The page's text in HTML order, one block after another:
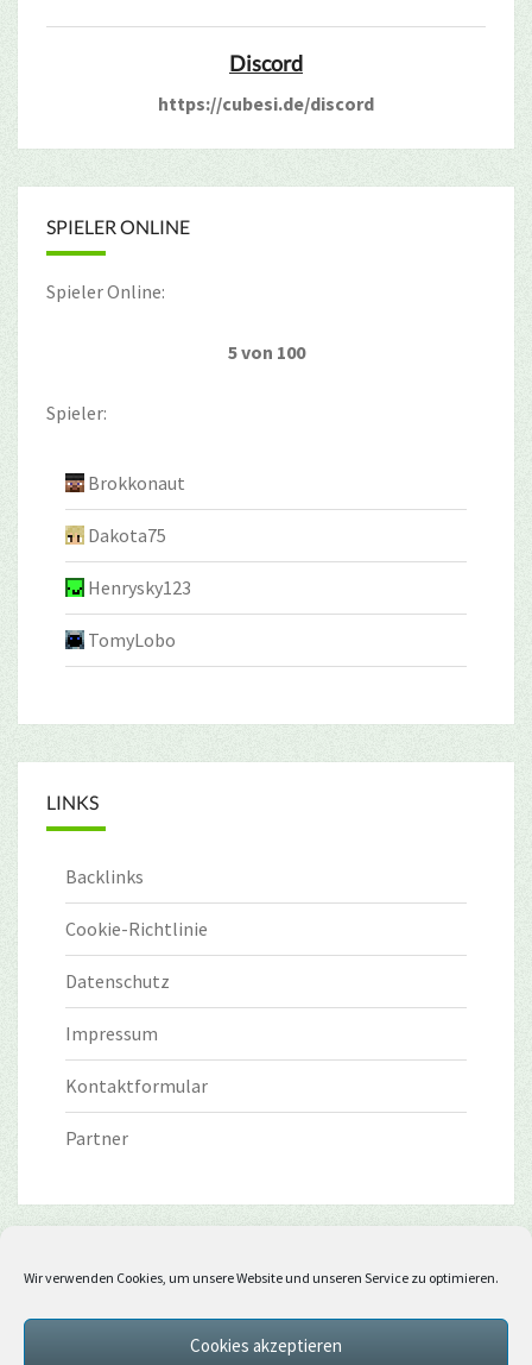
Wir verwenden Cookies, um unsere Website und unseren Service zu optimieren.
Cookies akzeptieren
Discord
https://cubesi.de/discord
SPIELER ONLINE
Spieler Online:
5 von 100
Spieler:
Brokkonaut
Dakota75
Henrysky123
TomyLobo
LINKS
Backlinks
Cookie-Richtlinie
Datenschutz
Impressum
Kontaktformular
Partner